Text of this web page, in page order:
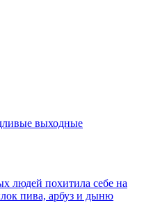
выходные
людей похитила себе на
пива, арбуз и дыню